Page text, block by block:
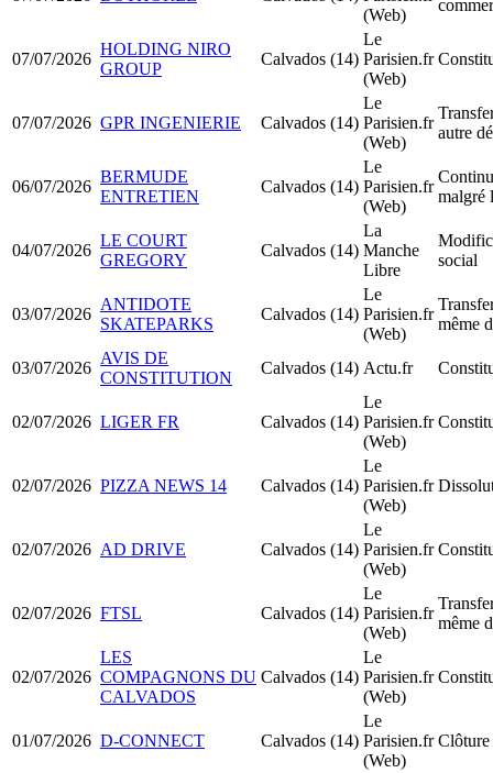
(Web)
07/07/2026
HOLDING NIRO
GROUP
Calvados (14)
Le
Parisien.fr
(Web)
07/07/2026 GPR INGENIERIE Calvados (14)
Le
Parisien.fr
(Web)
autre
06/07/2026
BERMUDE
ENTRETIEN
Calvados (14)
Le
Parisien.fr
(Web)
malgré
04/07/2026
LE COURT
GREGORY
Calvados (14)
La
Manche
Libre
social
03/07/2026
ANTIDOTE
SKATEPARKS
Calvados (14)
Le
Parisien.fr
(Web)
même
03/07/2026
AVIS DE
CONSTITUTION
Calvados (14) Actu.fr
02/07/2026 LIGER FR Calvados (14)
Le
Parisien.fr
(Web)
02/07/2026 PIZZA NEWS 14 Calvados (14)
Le
Parisien.fr
(Web)
02/07/2026 AD DRIVE Calvados (14)
Le
Parisien.fr
(Web)
02/07/2026 FTSL Calvados (14)
Le
Parisien.fr
(Web)
même
02/07/2026
LES
COMPAGNONS DU
CALVADOS
Calvados (14)
Le
Parisien.fr
(Web)
01/07/2026 D-CONNECT Calvados (14)
Le
Parisien.fr
(Web)